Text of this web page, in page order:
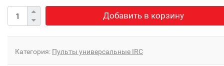
Добавить в корзину
Категория: Пульты универсальные IRC